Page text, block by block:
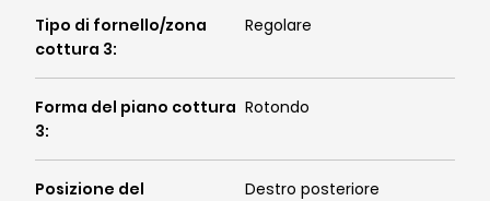
Tipo di fornello/zona
cottura 3:
Regolare
Forma del piano cottura
3:
Rotondo
Posizione del
Destro posteriore